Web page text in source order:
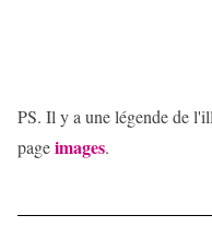
PS. Il y a une légende de
pageimages.